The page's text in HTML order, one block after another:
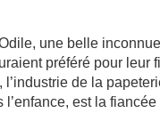
une belle
préféré pour leur
de la
l’enfance, est la